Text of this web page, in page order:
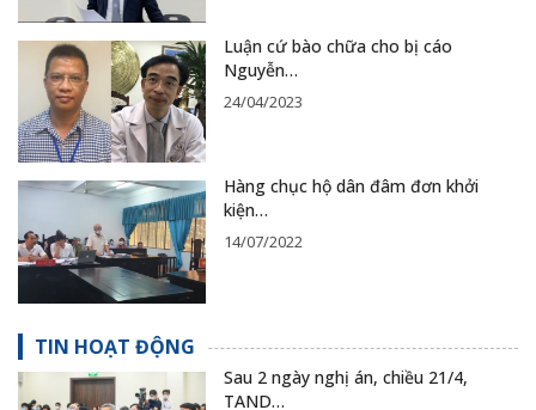
Luận cứ bào chữa cho bị cáo
Nguyễn…
24/04/2023
Hàng chục hộ dân đâm đơn khởi
kiện…
14/07/2022
TIN HOẠT ĐỘNG
Sau 2 ngày nghị án, chiều 21/4,
TAND…